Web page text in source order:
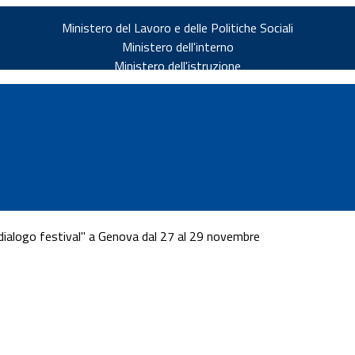
Ministero del Lavoro e delle Politiche Sociali
Ministero dell'interno
Ministero dell'istruzione
festival" a Genova dal 27 al 29 novembre